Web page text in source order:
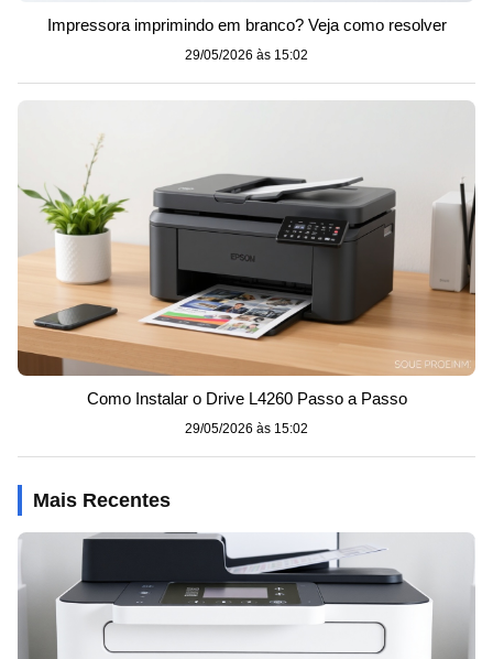
Impressora imprimindo em branco? Veja como resolver
29/05/2026 às 15:02
Como Instalar o Drive L4260 Passo a Passo
29/05/2026 às 15:02
Mais Recentes